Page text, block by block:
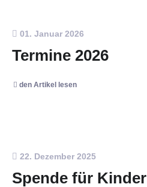
01. Januar 2026
Termine 2026
den Artikel lesen
22. Dezember 2025
Spende für Kinder